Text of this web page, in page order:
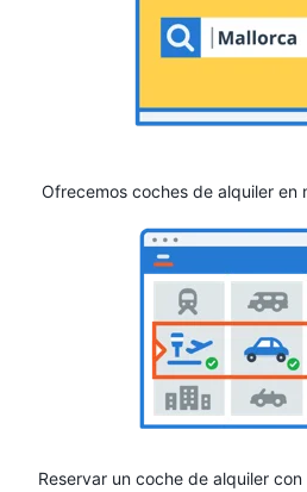
Ofrecemos coches de alquiler en
Reservar un coche de alquiler con